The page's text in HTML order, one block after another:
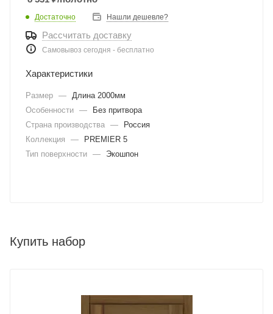
Достаточно Нашли дешевле?
Рассчитать доставку
Самовывоз сегодня - бесплатно
Характеристики
Размер — Длина 2000мм
Особенности —
Без притвора
Страна производства —
Россия
Коллекция
—
PREMIER 5
Тип поверхности — Экошпон
Купить набор